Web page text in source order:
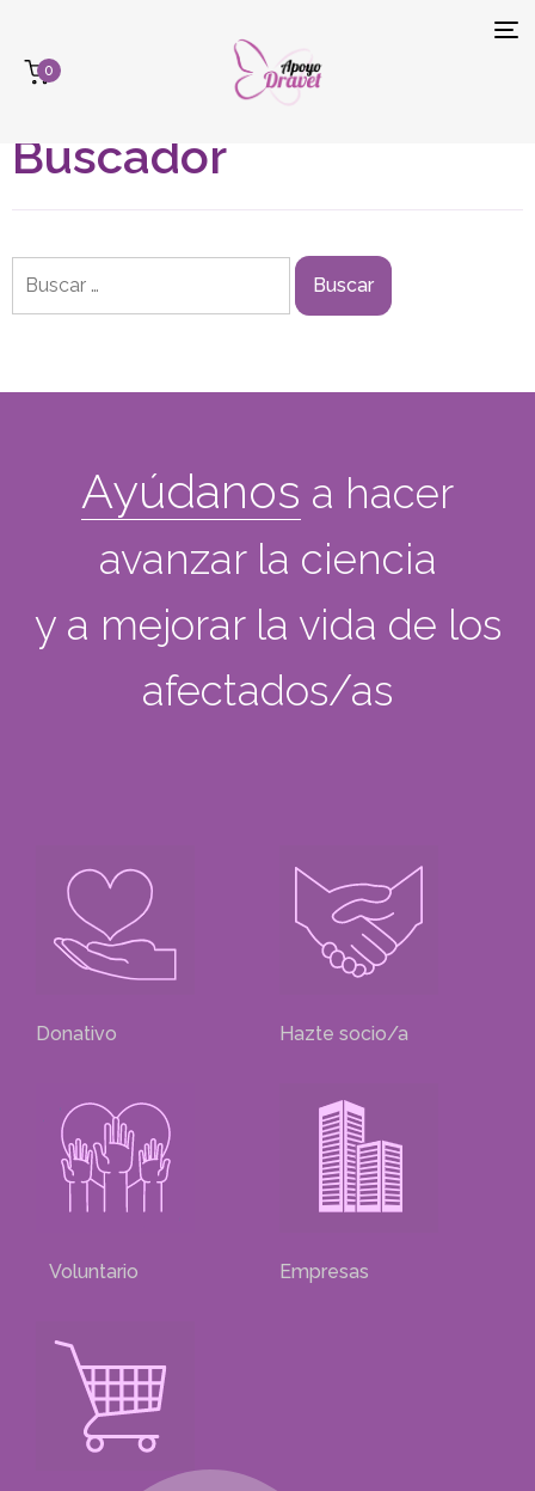
0
Buscador
Ayúdanos a hacer
avanzar la ciencia
y a mejorar la vida de los
afectados/as
Donativo Hazte socio/a
Voluntario Empresas